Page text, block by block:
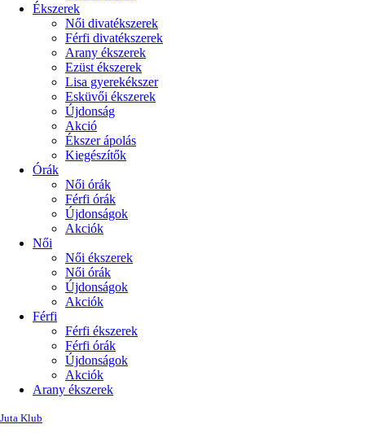
Ékszerek
Női divatékszerek
Férfi divatékszerek
Arany ékszerek
Ezüst ékszerek
Lisa gyerekékszer
Esküvői ékszerek
Újdonság
Akció
Ékszer ápolás
Kiegészítők
Órák
Női órák
Férfi órák
Újdonságok
Akciók
Női
Női ékszerek
Női órák
Újdonságok
Akciók
Férfi
Férfi ékszerek
Férfi órák
Újdonságok
Akciók
Arany ékszerek
Juta Klub